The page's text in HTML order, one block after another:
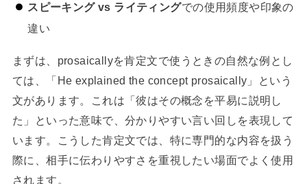
スピーキング vs ライティングでの使用頻度や印象の
違い
まずは、prosaicallyを肯定文で使うときの自然な例とし
ては、「He explained the concept prosaically」という
文があります。これは「彼はその概念を平易に説明し
た」といった意味で、分かりやすい言い回しを表現して
います。こうした肯定文では、特に専門的な内容を扱う
際に、相手に伝わりやすさを重視したい場面でよく使用
されます。